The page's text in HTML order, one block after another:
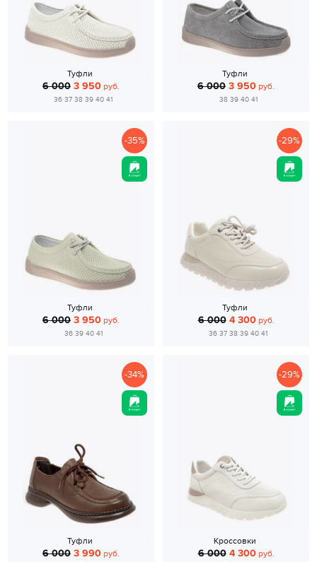
Туфли
6 000 3 950 руб.
36 37 38 39 40 41
Туфли
6 000 3 950 руб.
38 39 40 41
-35%
Туфли
6 000 3 950 руб.
36 39 40 41
-29%
Туфли
6 000 4 300руб.
36 37 38 39 40 41
-34%
Туфли
6 000 3 990 руб.
-29%
Кроссовки
6 000 4 300руб.